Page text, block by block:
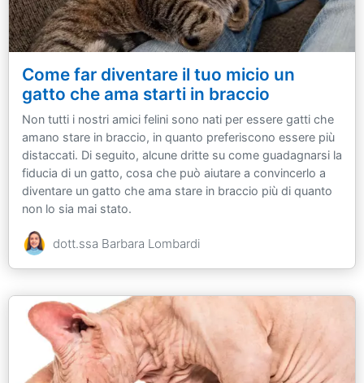
Come far diventare il tuo micio un
gatto che ama starti in braccio
Non tutti i nostri amici felini sono nati per essere gatti che
amano stare in braccio, in quanto preferiscono essere più
distaccati. Di seguito, alcune dritte su come guadagnarsi la
fiducia di un gatto, cosa che può aiutare a convincerlo a
diventare un gatto che ama stare in braccio più di quanto
non lo sia mai stato.
dott.ssa Barbara Lombardi